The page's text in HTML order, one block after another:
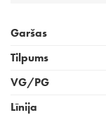
Garšas
Tilpums
VG/PG
Līnija